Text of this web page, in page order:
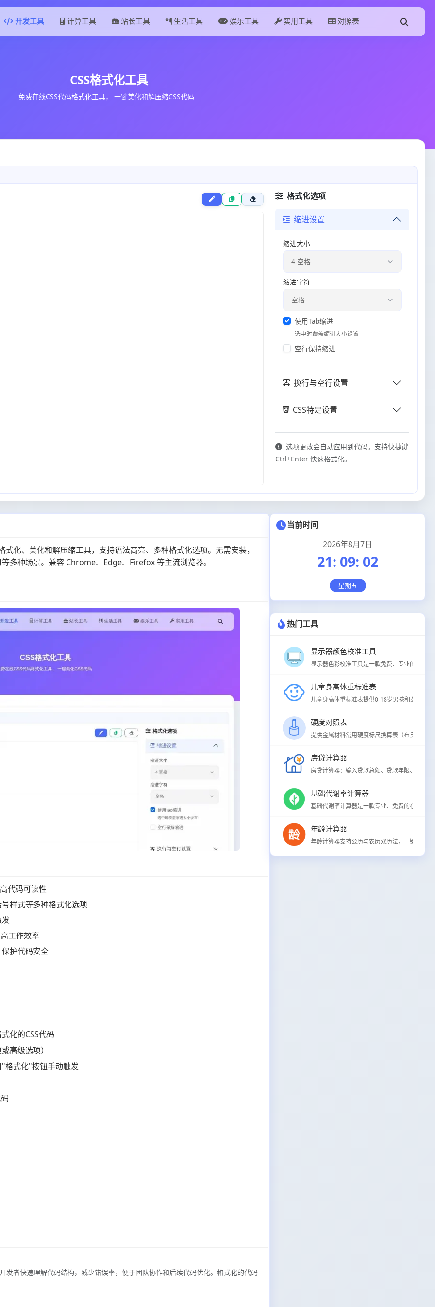
开发工具 计算工具 站长工具 生活工具 娱乐工具 实用工具 对照表
CSS格式化工具
免费在线CSS代码格式化工具， 一键美化和解压缩CSS代码
格式化选项
缩进设置
缩进大小
缩进字符
使用Tab缩进
选中时覆盖缩进大小设置
空行保持缩进
换行与空行设置
CSS特定设置
选项更改会自动应用到代码。支持快捷键
Ctrl+Enter 快速格式化。
式化、美化和解压缩工具，支持语法高亮、多种格式化选项。无需安装，
多种场景。兼容 Chrome、Edge、Firefox 等主流浏览器。
代码可读性
样式等多种格式化选项
工作效率
护代码安全
化的CSS代码
高级选项）
格式化"按钮手动触发
发者快速理解代码结构，减少错误率，便于团队协作和后续代码优化。格式化的代码
当前时间
2026年8月7日
21: 09: 03
星期五
热门工具
显示器颜色校准工具
显示器色彩校准工具是一款免费、专业的在线
儿童身高体重标准表
儿童身高体重标准表提供0-18岁男孩和女孩身
硬度对照表
提供金属材料常用硬度标尺换算表（布氏HB、
房贷计算器
房贷计算器：输入贷款总额、贷款年限、年利
基础代谢率计算器
基础代谢率计算器是一款专业、免费的在线
年龄计算器
年龄计算器支持公历与农历双历法，一键计算